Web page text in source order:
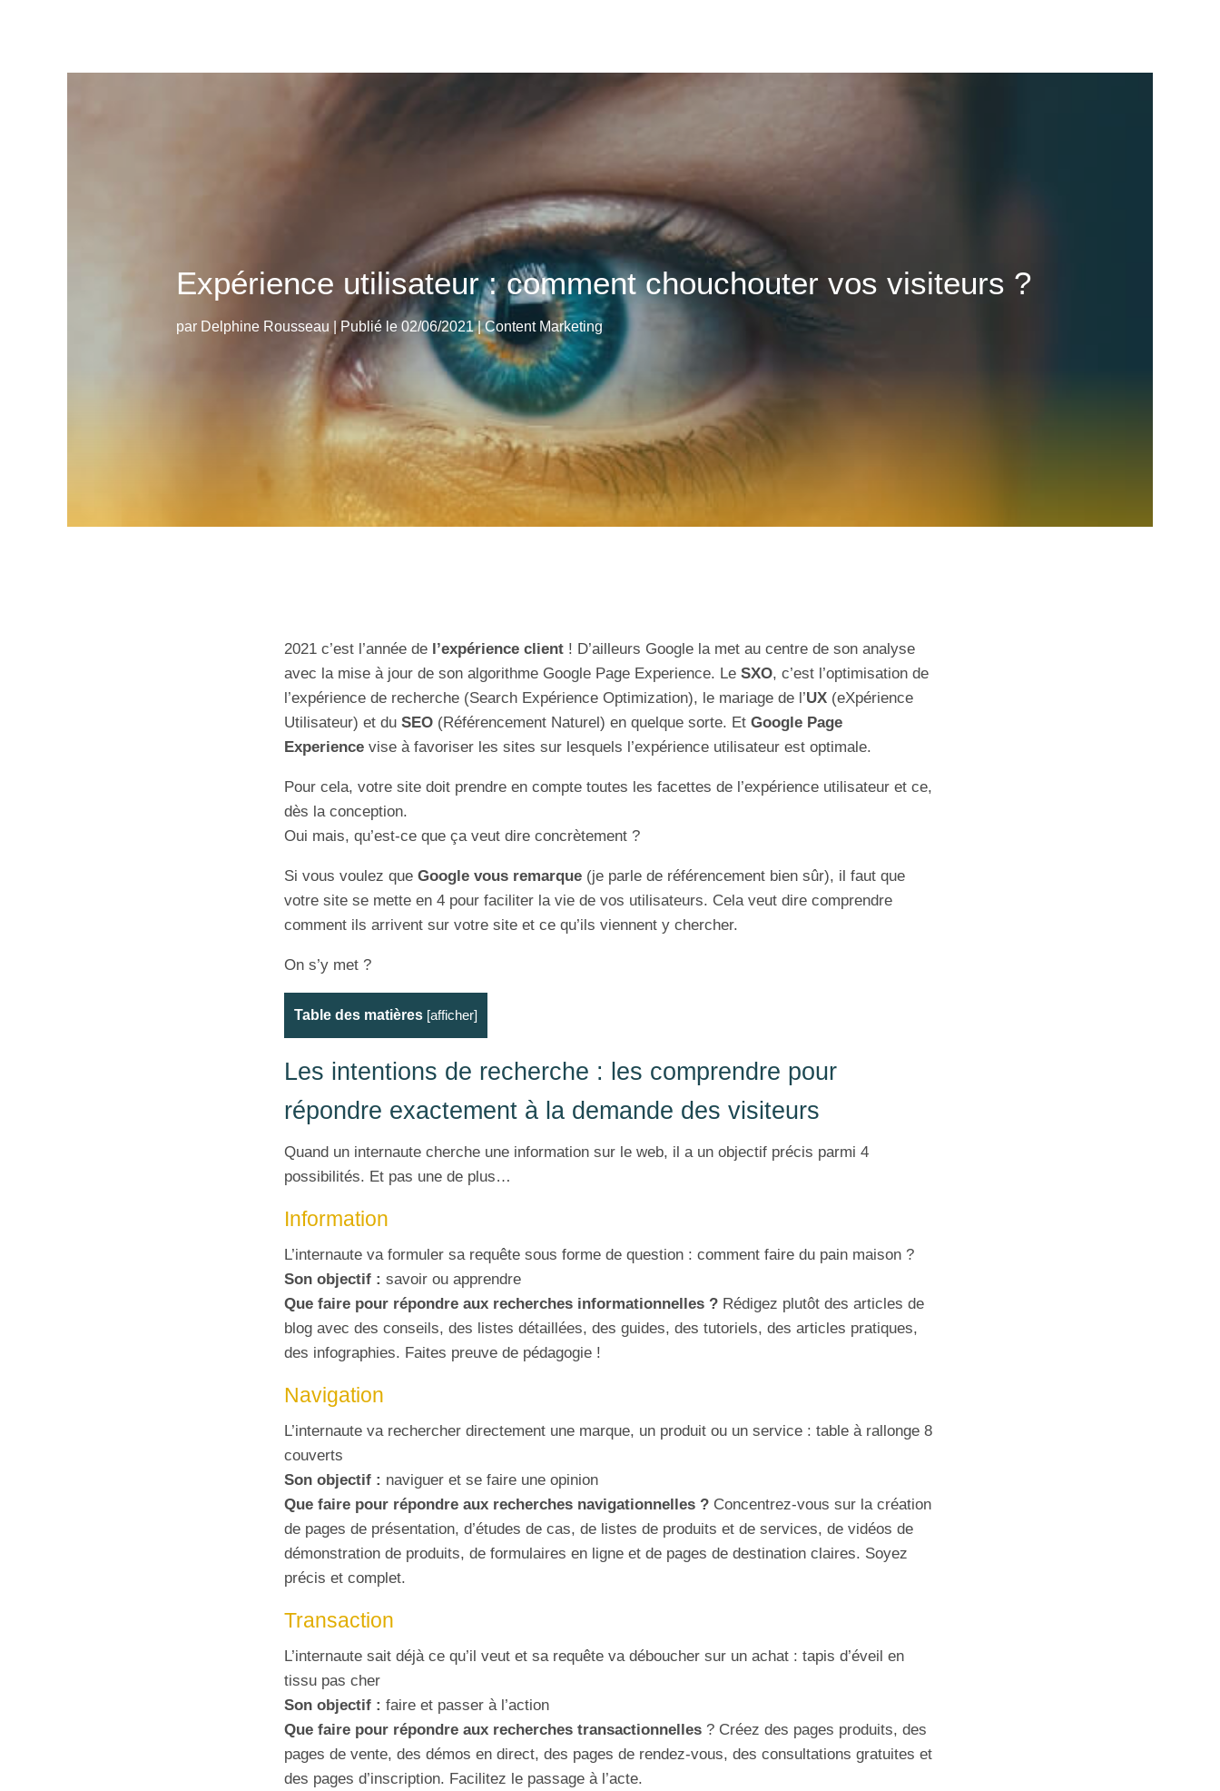
Expérience utilisateur : comment chouchouter vos visiteurs ?
par Delphine Rousseau | Publié le 02/06/2021|Content Marketing
2021 c’est l’année de l’expérience client ! D’ailleurs Google la met au centre de son analyse
avec la mise à jour de son algorithme Google Page Experience. LeSXO, c’est l’optimisation de
l’expérience de recherche (Search Expérience Optimization), le mariage de l’UX (eXpérience
Utilisateur) et duSEO (Référencement Naturel) en quelque sorte. EtGoogle Page
Experience vise à favoriser les sites sur lesquels l’expérience utilisateur est optimale.
Pour cela, votre site doit prendre en compte toutes les facettes de l’expérience utilisateur et ce,
dès la conception.
Oui mais, qu’est-ce que ça veut dire concrètement ?
Si vous voulez queGoogle vous remarque (je parle de référencement bien sûr), il faut que
votre site se mette en 4 pour faciliter la vie de vos utilisateurs. Cela veut dire comprendre
comment ils arrivent sur votre site et ce qu’ils viennent y chercher.
On s’y met ?
Table des matières [afficher]
Les intentions de recherche : les comprendre pour
répondre exactement à la demande des visiteurs
Quand un internaute cherche une information sur le web, il a un objectif précis parmi 4
possibilités. Et pas une de plus…
Information
L’internaute va formuler sa requête sous forme de question : comment faire du pain maison ?
Son objectif : savoir ou apprendre
Que faire pour répondre aux recherches informationnelles ? Rédigez plutôt des articles de
blog avec des conseils, des listes détaillées, des guides, des tutoriels, des articles pratiques,
des infographies. Faites preuve de pédagogie !
Navigation
L’internaute va rechercher directement une marque, un produit ou un service : table à rallonge 8
couverts
Son objectif : naviguer et se faire une opinion
Que faire pour répondre aux recherches navigationnelles ? Concentrez-vous sur la création
de pages de présentation, d’études de cas, de listes de produits et de services, de vidéos de
démonstration de produits, de formulaires en ligne et de pages de destination claires. Soyez
précis et complet.
Transaction
L’internaute sait déjà ce qu’il veut et sa requête va déboucher sur un achat : tapis d’éveil en
tissu pas cher
Son objectif : faire et passer à l’action
Que faire pour répondre aux recherches transactionnelles ? Créez des pages produits, des
pages de vente, des démos en direct, des pages de rendez-vous, des consultations gratuites et
des pages d’inscription. Facilitez le passage à l’acte.